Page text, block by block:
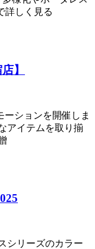
詳しく見る
】
ーションを開催しま
アイテムを取り揃
シリーズのカラー